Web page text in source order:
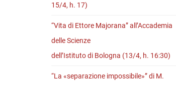
15/4, h. 17)
“Vita di Ettore Majorana” all’Accademia
delle Scienze
dell’Istituto di Bologna (13/4, h. 16:30)
“La «separazione impossibile»” di M.